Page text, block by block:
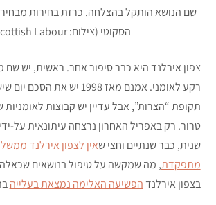
הסקוטי (צילום: Scottish Labour)
צפון אירלנד היא כבר סיפור אחר. ראשית, יש שם
רקע לאומני. אמנם מאז 1998 יש
תקופת “הצרות”, אבל עדיין יש קבוצות
טרור. רק באפריל האחרון נרצחה עיתונאית על-
שנית, כבר שנתיים וחצי שאין לצפון אירלנד
מתפקדת, מה שמקשה על טיפול בנושאים
בצפון אירלנד הפשיעה האלימה נמצאת בעלייה